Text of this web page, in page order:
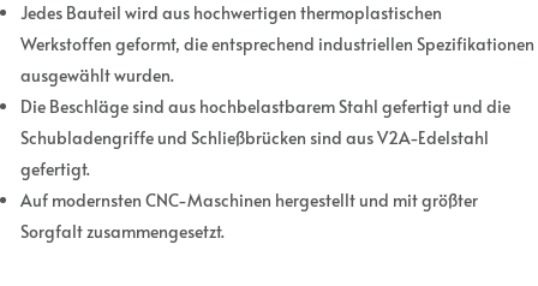
Jedes Bauteil wird aus hochwertigen thermoplastischen
Werkstoffen geformt, die entsprechend industriellen Spezifikationen
ausgewählt wurden.
Die Beschläge sind aus hochbelastbarem Stahl gefertigt und die
Schubladengriffe und Schließbrücken sind aus V2A-Edelstahl
gefertigt.
Auf modernsten CNC-Maschinen hergestellt und mit größter
Sorgfalt zusammengesetzt.